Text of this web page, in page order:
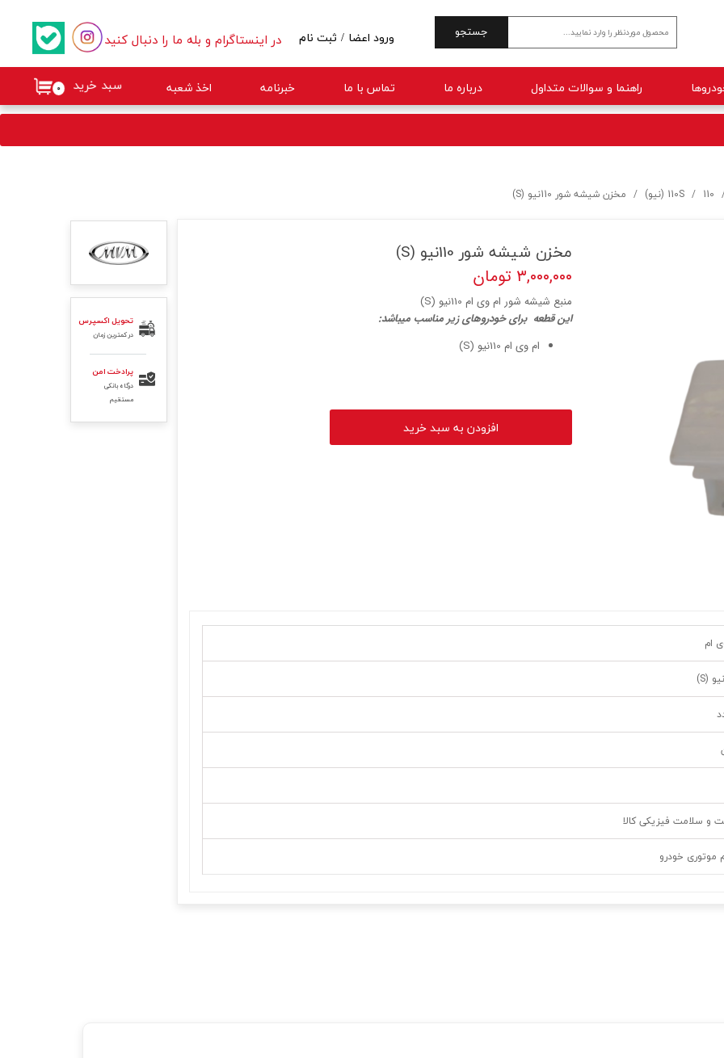
جستجو
راهنما و سوالات متداول درباره ما تماس با ما خبرنامه اخذ شعبه ۰ سبد خرید
در اینستاگرام و بله ما را دنبال کنید ورود اعضا / ثبت نام
تغییر گذر واژه
110 110S (نیو) مخزن شیشه شور 110نیو (S)
مخزن شیشه شور 110نیو (S)
۳,۰۰۰,۰۰۰ تومان
منبع شیشه شور ام وی ام 110نیو (S)
این قطعه برای خودروهای زیر مناسب میباشد:
ام وی ام 110نیو (S)
افزودن به سبد خرید
ام
و سلامت فیزیکی کالا
موتوری خودرو
تحویل اکسپرس
در کمترین زمان
پرادخت امن
درگاه بانکی
مستقیم